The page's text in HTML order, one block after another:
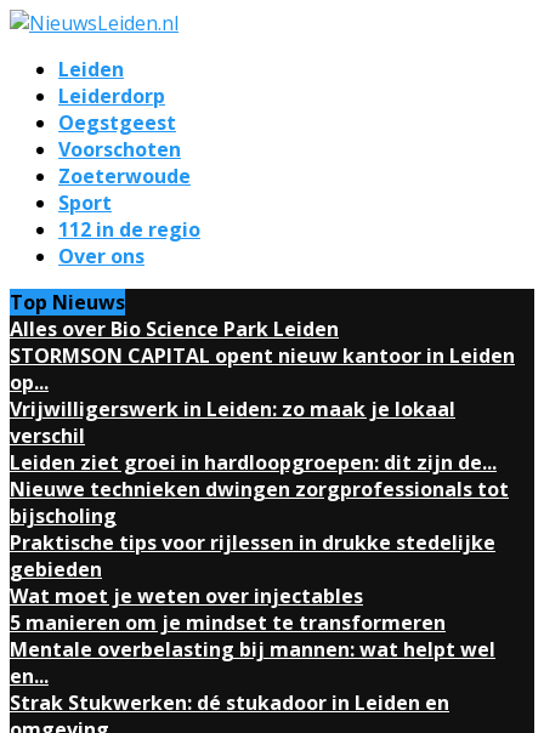
Leiden
Leiderdorp
Oegstgeest
Voorschoten
Zoeterwoude
Sport
112 in de regio
Over ons
Top Nieuws
Alles over Bio Science Park Leiden
STORMSON CAPITAL opent nieuw kantoor in Leiden
op...
Vrijwilligerswerk in Leiden: zo maak je lokaal
verschil
Leiden ziet groei in hardloopgroepen: dit zijn de...
Nieuwe technieken dwingen zorgprofessionals tot
bijscholing
Praktische tips voor rijlessen in drukke stedelijke
gebieden
Wat moet je weten over injectables
5 manieren om je mindset te transformeren
Mentale overbelasting bij mannen: wat helpt wel
en...
Strak Stukwerken: dé stukadoor in Leiden en